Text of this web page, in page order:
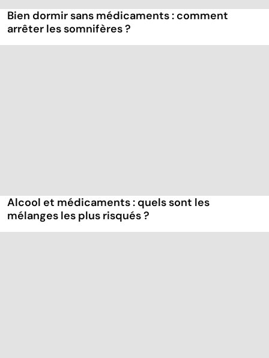
Bien dormir sans médicaments : comment
arrêter les somnifères ?
Alcool et médicaments : quels sont les
mélanges les plus risqués ?